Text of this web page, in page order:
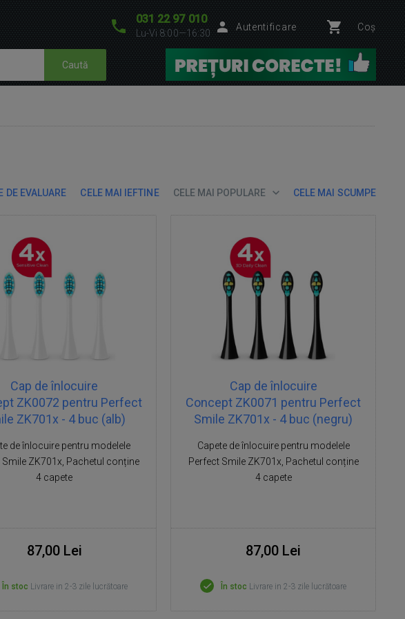
031 22 97 010
Lu-Vi 8:00—16:30
Autentificare Coș
Caută
DE EVALUARE CELE MAI IEFTINE CELE MAI POPULARE CELE MAI SCUMPE
Cap de înlocuire
ZK0072 pentru Perfect
ZK701x - 4 buc (alb)
de înlocuire pentru modelele
Smile ZK701x, Pachetul conține
4 capete
87,00 Lei
În stoc Livrare in 2-3 zile lucrătoare
Cap de înlocuire
Concept ZK0071 pentru Perfect
Smile ZK701x - 4 buc (negru)
Capete de înlocuire pentru modelele
Perfect Smile ZK701x, Pachetul conține
4 capete
87,00 Lei
În stoc Livrare in 2-3 zile lucrătoare